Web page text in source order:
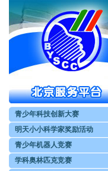
青少年科技创新大赛
明天小小科学家奖励活动
青少年机器人竞赛
学科奥林匹克竞赛